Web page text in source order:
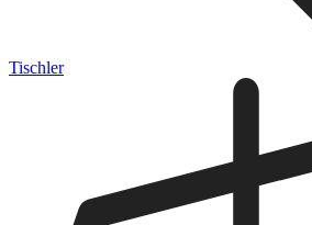
Tischler